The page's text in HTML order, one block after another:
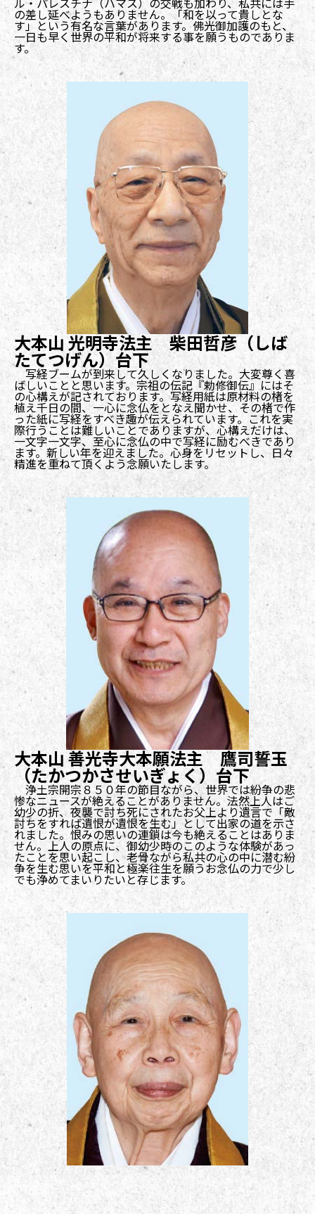
の差し延べようもありません。「和を以って貴しとな
す」という有名な言葉があります。佛光御加護のもと、
一日も早く世界の平和が将来する事を願うものでありま
す。
大本山 光明寺法主 柴田哲彦（しば
たてつげん）台下
写経ブームが到来して久しくなりました。大変尊く喜
ばしいことと思います。宗祖の伝記『勅修御伝』にはそ
の心構えが記されております。写経用紙は原材料の楮を
植え千日の間、一心に念仏をとなえ聞かせ、その楮で作
った紙に写経をすべき趣が伝えられています。これを実
際行うことは難しいことでありますが、心構えだけは、
一文字一文字、至心に念仏の中で写経に励むべきであり
ます。新しい年を迎えました。心身をリセットし、日々
精進を重ねて頂くよう念願いたします。
大本山 善光寺大本願法主 鷹司誓玉
（たかつかさせいぎょく）台下
浄土宗開宗８５０年の節目ながら、世界では紛争の悲
惨なニュースが絶えることがありません。法然上人はご
幼少の折、夜襲で討ち死にされたお父上より遺言で「敵
討ちをすれば遺恨が遺恨を生む」として出家の道を示さ
れました。恨みの思いの連鎖は今も絶えることはありま
せん。上人の原点に、御幼少時のこのような体験があっ
たことを思い起こし、老骨ながら私共の心の中に潜む紛
争を生む思いを平和と極楽往生を願うお念仏の力で少し
でも浄めてまいりたいと存じます。